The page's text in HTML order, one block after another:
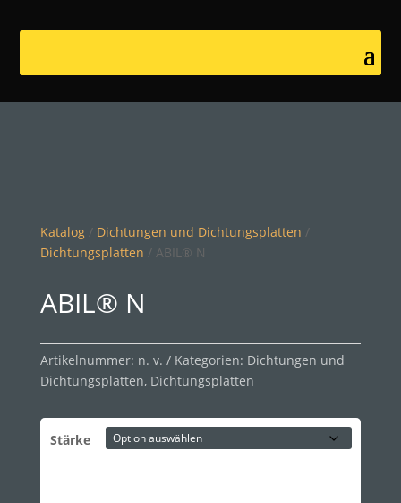
Katalog/ Dichtungen und Dichtungsplatten /
Dichtungsplatten / ABIL® N
ABIL® N
Artikelnummer: n. v. Kategorien: Dichtungen und
Dichtungsplatten, Dichtungsplatten
Stärke